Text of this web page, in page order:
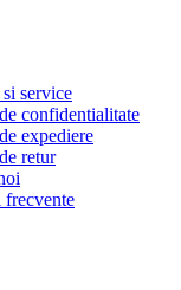
service
confidentialitate
expediere
retur
frecvente